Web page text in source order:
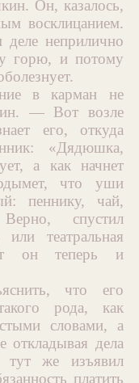
Он, казалось,
восклицанием.
неприлично
горю, и потому
в карман не
— Вот возле
его, откуда
«Дядюшка,
а как начнет
что уши
пеннику, чай,
Верно, спустил
театральная
он теперь и
что его
рода, как
словами, а
откладывая дела
тут же изъявил
платить